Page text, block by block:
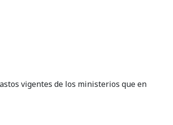
vigentes de los ministerios que en